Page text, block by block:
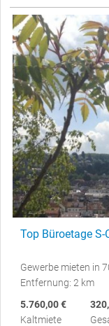
Top Büroetage S-
Gewerbe mieten in
Entfernung: 2 km
5.760,00 €
Kaltmiete